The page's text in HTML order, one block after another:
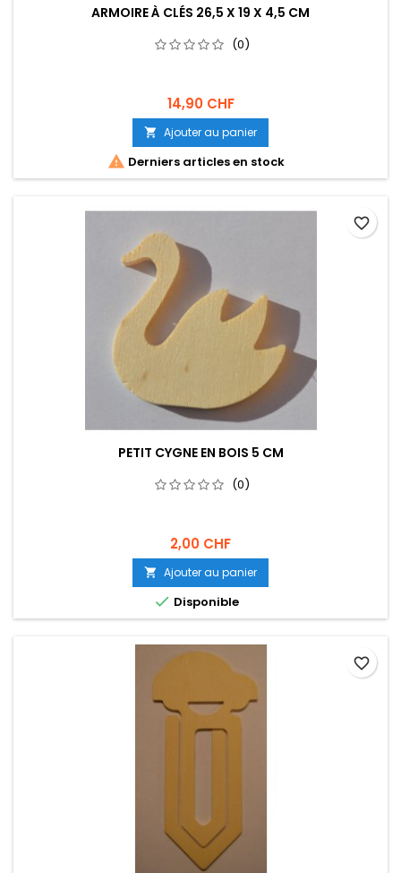
ARMOIRE À CLÉS 26,5 X 19 X 4,5 CM
(0)
14,90 CHF
 Ajouter au panier
 Derniers articles en stock
PETIT CYGNE EN BOIS 5 CM
(0)
2,00 CHF
 Ajouter au panier
 Disponible
favorite_border
favorite_border